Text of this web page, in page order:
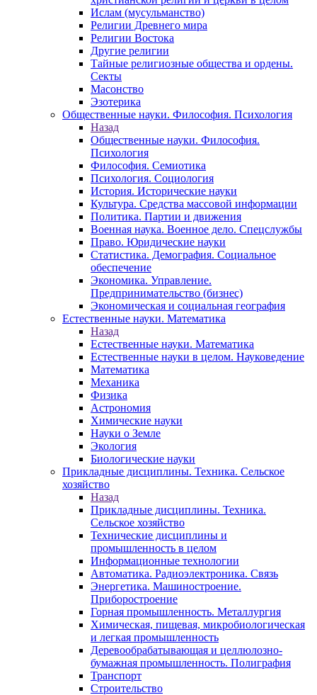
Ислам (мусульманство)
Религии Древнего мира
Религии Востока
Другие религии
Тайные религиозные общества и ордены.
Секты
Масонство
Эзотерика
Общественные науки. Философия. Психология
Назад
Общественные науки. Философия.
Психология
Философия. Семиотика
Психология. Социология
История. Исторические науки
Культура. Средства массовой информации
Политика. Партии и движения
Военная наука. Военное дело. Спецслужбы
Право. Юридические науки
Статистика. Демография. Социальное
обеспечение
Экономика. Управление.
Предпринимательство (бизнес)
Экономическая и социальная география
Естественные науки. Математика
Назад
Естественные науки. Математика
Естественные науки в целом. Науковедение
Математика
Механика
Физика
Астрономия
Химические науки
Науки о Земле
Экология
Биологические науки
Прикладные дисциплины. Техника. Сельское
хозяйство
Назад
Прикладные дисциплины. Техника.
Сельское хозяйство
Технические дисциплины и
промышленность в целом
Информационные технологии
Автоматика. Радиоэлектроника. Связь
Энергетика. Машиностроение.
Приборостроение
Горная промышленность. Металлургия
Химическая, пищевая, микробиологическая
и легкая промышленность
Деревообрабатывающая и целлюлозно-
бумажная промышленность. Полиграфия
Транспорт
Строительство